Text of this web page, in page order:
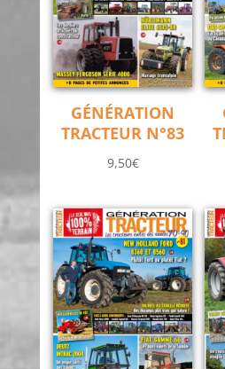
GÉNÉRATION
TRACTEUR N°83
9,50€